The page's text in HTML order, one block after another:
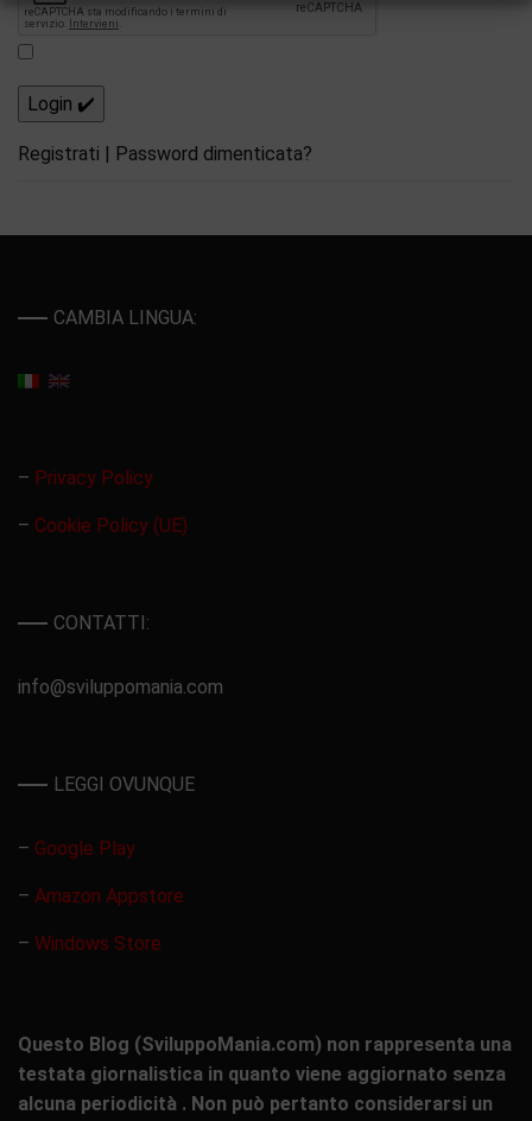
Registrati Password dimenticata?
CAMBIA LINGUA:
– Privacy Policy
– Cookie Policy (UE)
CONTATTI:
info@sviluppomania.com
LEGGI OVUNQUE
– Google Play
– Amazon Appstore
– Windows Store
Questo Blog (SviluppoMania.com) non rappresenta una
testata giornalistica in quanto viene aggiornato senza
alcuna periodicità . Non può pertanto considerarsi un